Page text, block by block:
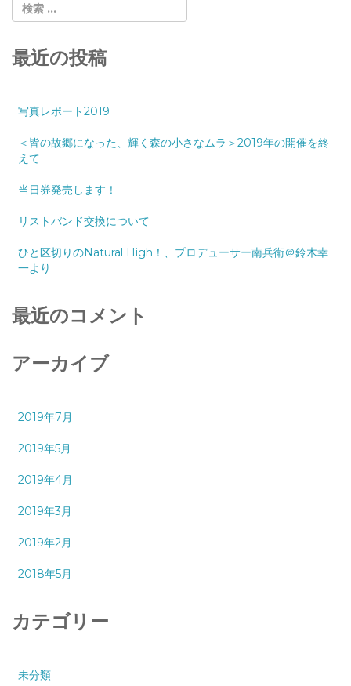
最近の投稿
写真レポート2019
＜皆の故郷になった、輝く森の小さなムラ＞2019年の開催を終
えて
当日券発売します！
リストバンド交換について
ひと区切りのNatural High！、プロデューサー南兵衛＠鈴木幸
一より
最近のコメント
アーカイブ
2019年7月
2019年5月
2019年4月
2019年3月
2019年2月
2018年5月
カテゴリー
未分類